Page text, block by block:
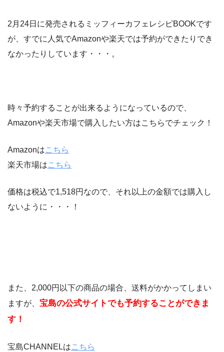
2月24日に発売されるミッフィーカフェレシピBOOKです
が、すでに人気でAmazonや楽天では予約ができたりでき
なかったりしています・・・。
時々予約することが出来るようになっているので、
Amazonや楽天市場で購入したい方はこちらでチェック！
Amazonはこちら
楽天市場はこちら
価格は税込で1,518円なので、それ以上の金額では購入し
ないように・・・！
また、2,000円以下の商品の場合、送料がかかってしまい
ますが、 宝島の公式サイトでも予約することができま
す！
宝島CHANNELはこちら